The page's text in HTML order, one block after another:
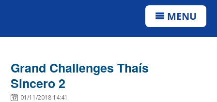
MENU
Grand Challenges Thaís
Sincero 2
01/11/2018 14:41